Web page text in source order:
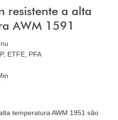
resistente a alta
AWM 1591
ETFE, PFA
temperatura AWM 1951 são